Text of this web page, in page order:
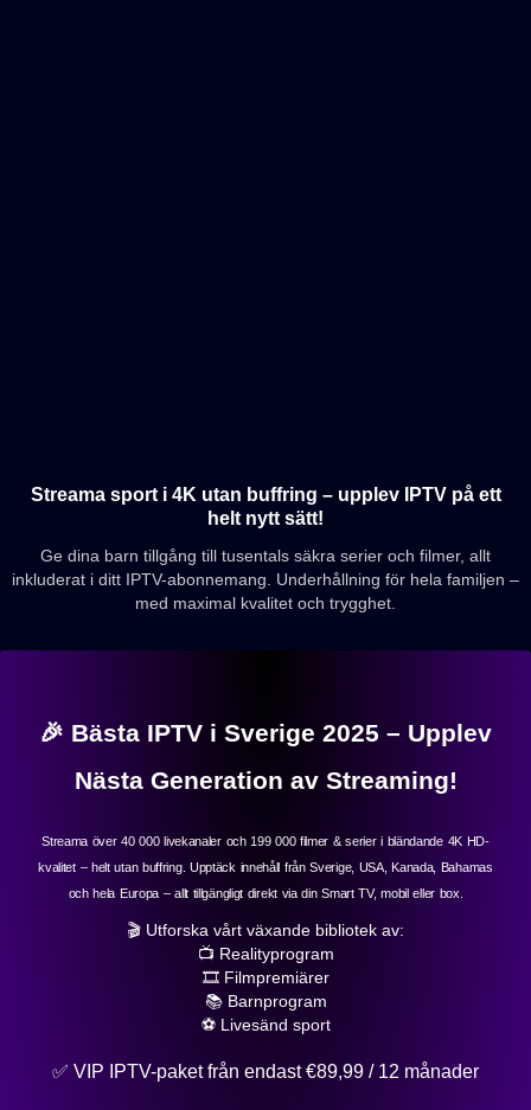
Streama sport i 4K utan buffring – upplev IPTV på ett
helt nytt sätt!
Ge dina barn tillgång till tusentals säkra serier och filmer, allt
inkluderat i ditt IPTV-abonnemang. Underhållning för hela familjen –
med maximal kvalitet och trygghet.
🎉 Bästa IPTV i Sverige 2025 – Upplev
Nästa Generation av Streaming!
Streama över 40 000 livekanaler och 199 000 filmer & serier i bländande 4K HD-
kvalitet – helt utan buffring. Upptäck innehåll från Sverige, USA, Kanada, Bahamas
och hela Europa – allt tillgängligt direkt via din Smart TV, mobil eller box.
🎬 Utforska vårt växande bibliotek av:
📺 Realityprogram
🎞️ Filmpremiärer
📚 Barnprogram
⚽ Livesänd sport
✅ VIP IPTV-paket från endast €89,99 / 12 månader